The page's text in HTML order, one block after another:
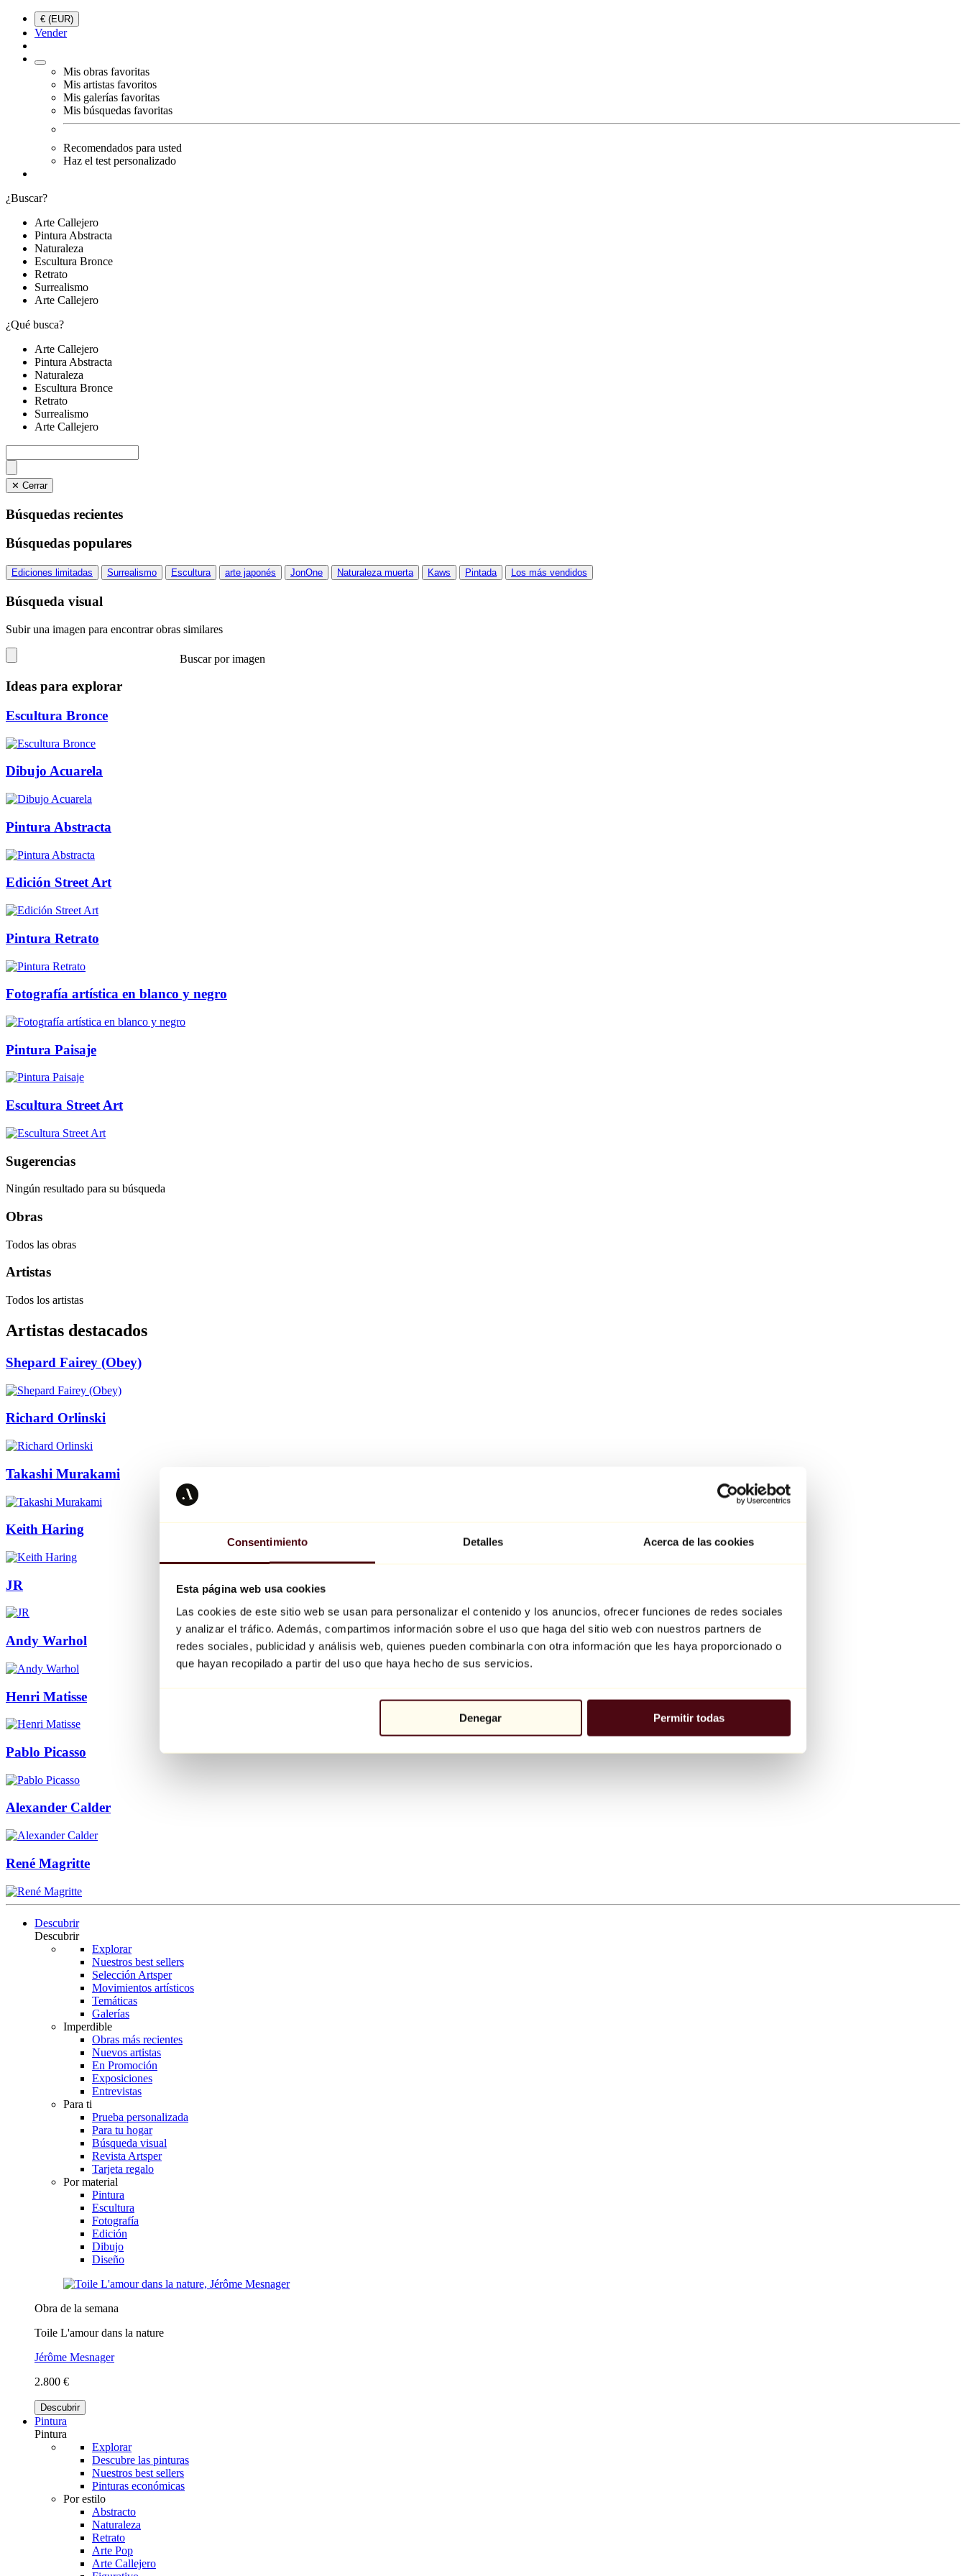
Consentimiento Detalles Acerca de las cookies
Esta página web usa cookies
Las cookies de este sitio web se usan para personalizar el contenido y los anuncios, ofrecer funciones de redes sociales
y analizar el tráfico. Además, compartimos información sobre el uso que haga del sitio web con nuestros partners de
redes sociales, publicidad y análisis web, quienes pueden combinarla con otra información que les haya proporcionado o
que hayan recopilado a partir del uso que haya hecho de sus servicios.
Denegar Permitir todas
€ (EUR)
Vender
Mis obras favoritas
Mis artistas favoritos
Mis galerías favoritas
Mis búsquedas favoritas
Recomendados para usted
Haz el test personalizado
¿Buscar?
Arte Callejero
Pintura Abstracta
Naturaleza
Escultura Bronce
Retrato
Surrealismo
Arte Callejero
¿Qué busca?
Arte Callejero
Pintura Abstracta
Naturaleza
Escultura Bronce
Retrato
Surrealismo
Arte Callejero
✕ Cerrar
Búsquedas recientes
Búsquedas populares
Ediciones limitadas Surrealismo Escultura arte japonés JonOne Naturaleza muerta Kaws Pintada Los más vendidos
Búsqueda visual
Subir una imagen para encontrar obras similares
Buscar por imagen
Ideas para explorar
Escultura Bronce
Dibujo Acuarela
Pintura Abstracta
Edición Street Art
Pintura Retrato
Fotografía artística en blanco y negro
Pintura Paisaje
Escultura Street Art
Sugerencias
Ningún resultado para su búsqueda
Obras
Todos las obras
Artistas
Todos los artistas
Artistas destacados
Shepard Fairey (Obey)
Richard Orlinski
Takashi Murakami
Keith Haring
JR
Andy Warhol
Henri Matisse
Pablo Picasso
Alexander Calder
René Magritte
Descubrir
Descubrir
Explorar
Nuestros best sellers
Selección Artsper
Movimientos artísticos
Temáticas
Galerías
Imperdible
Obras más recientes
Nuevos artistas
En Promoción
Exposiciones
Entrevistas
Para ti
Prueba personalizada
Para tu hogar
Búsqueda visual
Revista Artsper
Tarjeta regalo
Por material
Pintura
Escultura
Fotografía
Edición
Dibujo
Diseño
Obra de la semana
Toile L'amour dans la nature
Jérôme Mesnager
2.800 €
Descubrir
Pintura
Pintura
Explorar
Descubre las pinturas
Nuestros best sellers
Pinturas económicas
Por estilo
Abstracto
Naturaleza
Retrato
Arte Pop
Arte Callejero